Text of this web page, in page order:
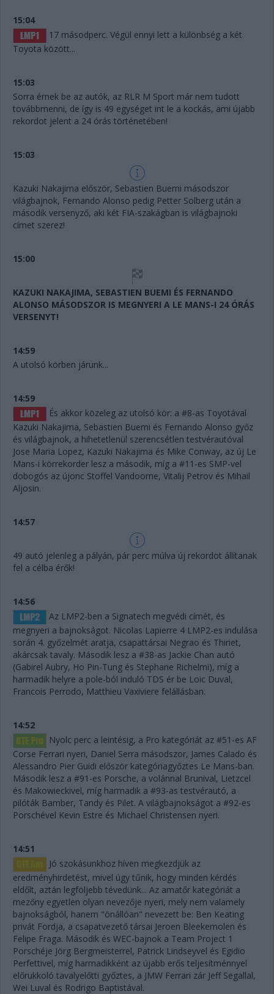
15:04
17 másodperc. Végül ennyi lett a különbség a két
Toyota között...
15:03
Sorra érnek be az autók, az RLR M Sport már nem tudott
továbbmenni, de így is 49 egységet int le a kockás, ami újabb
rekordot jelent a 24 órás történetében!
15:03
Kazuki Nakajima először, Sebastien Buemi másodszor
világbajnok, Fernando Alonso pedig Petter Solberg után a
második versenyző, aki két FIA-szakágban is világbajnoki
címet szerez!
15:00
KAZUKI NAKAJIMA, SEBASTIEN BUEMI ÉS FERNANDO
ALONSO MÁSODSZOR IS MEGNYERI A LE MANS-I 24 ÓRÁS
VERSENYT!
14:59
A utolsó körben járunk...
14:59
És akkor közeleg az utolsó kör: a #8-as Toyotával
Kazuki Nakajima, Sebastien Buemi és Fernando Alonso győz
és világbajnok, a hihetetlenül szerencsétlen testvérautóval
Jose Maria Lopez, Kazuki Nakajima és Mike Conway, az új Le
Mans-i körrekorder lesz a második, míg a #11-es SMP-vel
dobogós az újonc Stoffel Vandoorne, Vitalij Petrov és Mihail
Aljosin.
14:57
49 autó jelenleg a pályán, pár perc múlva új rekordot állítanak
fel a célba érők!
14:56
Az LMP2-ben a Signatech megvédi címét, és
megnyeri a bajnokságot. Nicolas Lapierre 4 LMP2-es indulása
során 4. győzelmét aratja, csapattársai Negrao és Thiriet,
akárcsak tavaly. Második lesz a #38-as Jackie Chan autó
(Gabirel Aubry, Ho Pin-Tung és Stephane Richelmi), míg a
harmadik helyre a pole-ból induló TDS ér be Loic Duval,
Francois Perrodo, Matthieu Vaxiviere felállásban.
14:52
Nyolc perc a leintésig, a Pro kategóriát az #51-es AF
Corse Ferrari nyeri, Daniel Serra másodszor, James Calado és
Alessandro Pier Guidi először kategóriagyőztes Le Mans-ban.
Második lesz a #91-es Porsche, a volánnal Brunival, Lietzcel
és Makowieckivel, míg harmadik a #93-as testvérautó, a
pilóták Bamber, Tandy és Pilet. A világbajnokságot a #92-es
Porschével Kevin Estre és Michael Christensen nyeri.
14:51
Jó szokásunkhoz híven megkezdjük az
eredményhirdetést, mivel úgy tűnik, hogy minden kérdés
eldőlt, aztán legföljebb tévedünk... Az amatőr kategóriát a
mezőny egyetlen olyan nevezője nyeri, mely nem valamely
bajnokságból, hanem "önállóan" nevezett be: Ben Keating
privát Fordja, a csapatvezető társai Jeroen Bleekemolen és
Felipe Fraga. Második és WEC-bajnok a Team Project 1
Porschéje Jörg Bergmeisterrel, Patrick Lindseyvel és Egidio
Perfettivel, míg harmadikként az újabb erős teljesítménnyel
előrukkoló tavalyelőtti győztes, a JMW Ferrari zár Jeff Segallal,
Wei Luval és Rodrigo Baptistával.